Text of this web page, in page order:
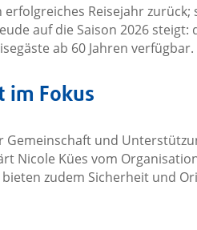
Reisejahr zurück;
auf die Saison 2026 steigt:
ab 60 Jahren verfügbar.
im Fokus
und
Nicole Kües vom
zudem Sicherheit und